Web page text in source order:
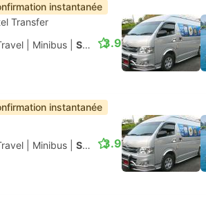
instantanée
Transfer
Minibus Speedboat + Van 3.9
instantanée
Minibus Speedboat + Van 3.9